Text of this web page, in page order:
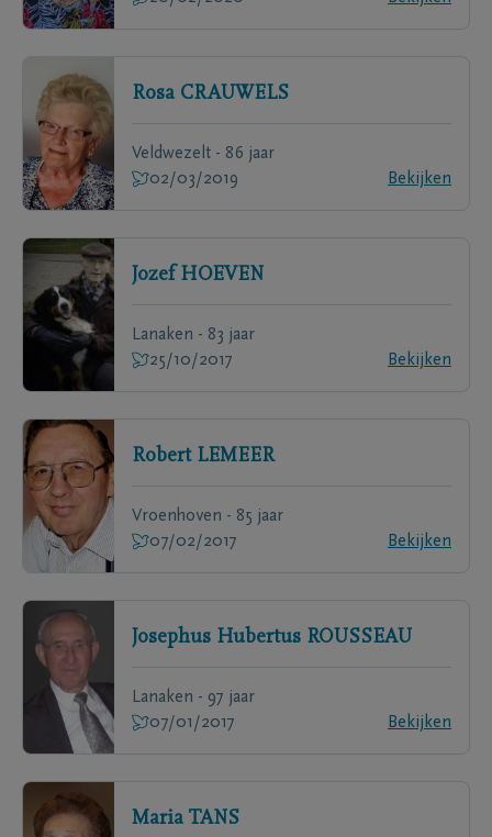
Rosa CRAUWELS
Veldwezelt - 86 jaar
02/03/2019
Bekijken
Jozef HOEVEN
Lanaken - 83 jaar
25/10/2017
Bekijken
Robert LEMEER
Vroenhoven - 85 jaar
07/02/2017
Bekijken
Josephus Hubertus ROUSSEAU
Lanaken - 97 jaar
07/01/2017
Bekijken
Maria TANS